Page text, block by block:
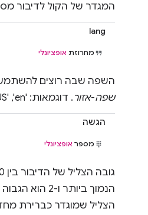
המגדר של הקול לדיבור
lang
מחרוזת אופציונלי
השפה שבה רוצים
שפה-אזור . דוגמאות: 'en',‏ 'en-US',‏ 'en-GB',‏ 'zh-CN'.
הגשה
מספר אופציונלי
הצליל שמוגדר כברירת